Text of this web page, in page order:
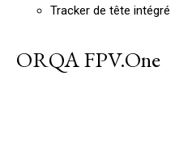
Tracker de tête intégré
ORQA FPV.One